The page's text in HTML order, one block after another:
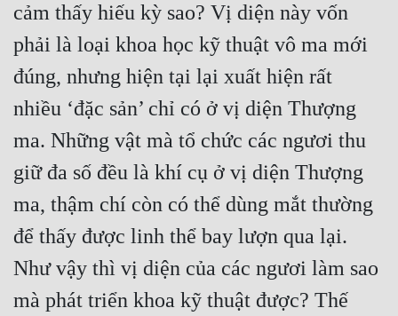
cảm thấy hiếu kỳ sao? Vị diện này vốn
phải là loại khoa học kỹ thuật vô ma mới
đúng, nhưng hiện tại lại xuất hiện rất
nhiều ‘đặc sản’ chỉ có ở vị diện Thượng
ma. Những vật mà tổ chức các ngươi thu
giữ đa số đều là khí cụ ở vị diện Thượng
ma, thậm chí còn có thể dùng mắt thường
để thấy được linh thể bay lượn qua lại.
Như vậy thì vị diện của các ngươi làm sao
mà phát triển khoa kỹ thuật được? Thế